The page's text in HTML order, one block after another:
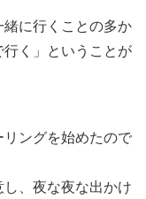
緒に行くことの多か
く」ということが
ングを始めたので
、夜な夜な出かけ